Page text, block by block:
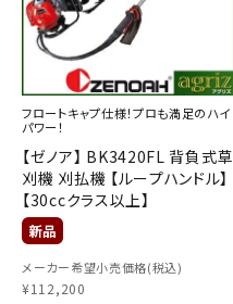
農業資材
作業用品
補修部品
レンタル
ブログ
フロートキャプ仕様！プロも満足のハイ
パワー！
【ゼノア】 BK3420FL 背負式草
刈機 刈払機 【ループハンドル】
【30ccクラス以上】
メーカー希望小売価格(税込)
¥112,200